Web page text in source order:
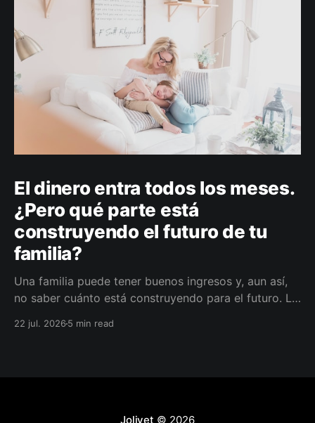
El dinero entra todos los meses.
¿Pero qué parte está
construyendo el futuro de tu
familia?
Una familia puede tener buenos ingresos y, aun así,
no saber cuánto está construyendo para el futuro. La
darle a cada parte del ingreso un propósito, un plazo
22 jul. 20265 min read
Jolivet © 2026